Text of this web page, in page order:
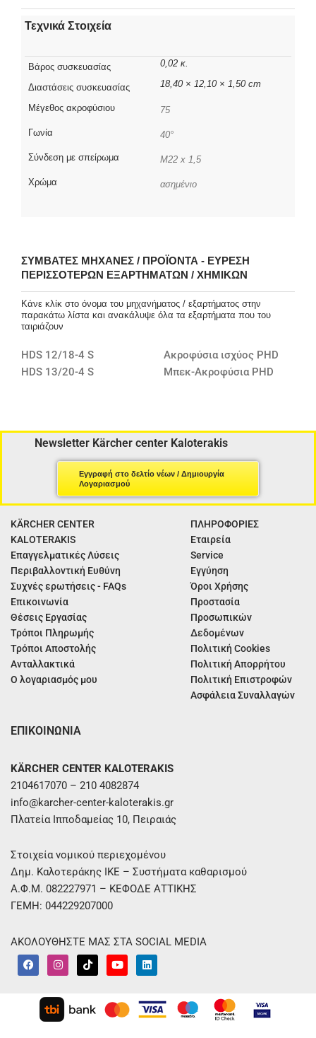
Τεχνικά Στοιχεία
Βάρος συσκευασίας 0,02 κ.
Διαστάσεις συσκευασίας 18,40 × 12,10 × 1,50 cm
Μέγεθος ακροφύσιου 75
Γωνία 40°
Σύνδεση με σπείρωμα M22 x 1,5
Χρώμα ασημένιο
ΣΥΜΒΑΤΈΣ ΜΗΧΑΝΈΣ / ΠΡΟΪΌΝΤΑ - ΕΎΡΕΣΗ
ΠΕΡΙΣΣΌΤΕΡΩΝ ΕΞΑΡΤΗΜΆΤΩΝ / ΧΗΜΙΚΏΝ
Κάνε κλίκ στο όνομα του μηχανήματος / εξαρτήματος στην
παρακάτω λίστα και ανακάλυψε όλα τα εξαρτήματα που του
ταιριάζουν
HDS 12/18-4 S
HDS 13/20-4 S
Ακροφύσια ισχύος PHD
Μπεκ-Ακροφύσια PHD
Newsletter Kärcher center Kaloterakis
Εγγραφή στο δελτίο νέων / Δημιουργία
Λογαριασμού
KÄRCHER CENTER
KALOTERAKIS
Επαγγελματικές Λύσεις
Περιβαλλοντική Ευθύνη
Συχνές ερωτήσεις - FAQs
Επικοινωνία
Θέσεις Εργασίας
Τρόποι Πληρωμής
Τρόποι Αποστολής
Ανταλλακτικά
Ο λογαριασμός μου
ΠΛΗΡΟΦΟΡΙΕΣ
Εταιρεία
Service
Εγγύηση
Όροι Χρήσης
Προστασία
Προσωπικών
Δεδομένων
Πολιτική Cookies
Πολιτική Απορρήτου
Πολιτική Επιστροφών
Ασφάλεια Συναλλαγών
ΕΠΙΚΟΙΝΩΝΙΑ
KÄRCHER CENTER KALOTERAKIS
2104617070 – 210 4082874
info@karcher-center-kaloterakis.gr
Πλατεία Ιπποδαμείας 10, Πειραιάς
Στοιχεία νομικού περιεχομένου
Δημ. Καλοτεράκης ΙΚΕ – Συστήματα καθαρισμού
Α.Φ.Μ. 082227971 – ΚΕΦΟΔΕ ΑΤΤΙΚΗΣ
ΓΕΜΗ: 044229207000
ΑΚΟΛΟΥΘΗΣΤΕ ΜΑΣ ΣΤΑ SOCIAL MEDIA
F
a
c
I
n
s
a
g
r
T
i
k
k
Y
o
u
u
b
L
i
n
e
d
i